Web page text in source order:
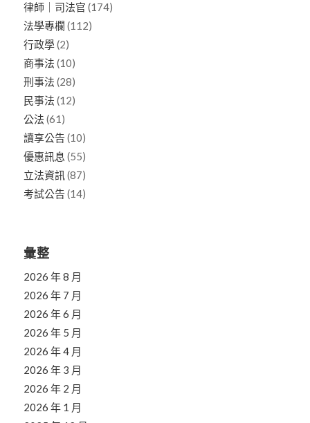
律師｜司法官 (174)
法學專欄 (112)
行政學(2)
商事法 (10)
刑事法 (28)
民事法 (12)
公法 (61)
讀享公告(10)
優惠訊息 (55)
立法資訊 (87)
考試公告(14)
彙整
2026 年 8 月
2026 年 7 月
2026 年 6 月
2026 年 5 月
2026 年 4 月
2026 年 3 月
2026 年 2 月
2026 年 1 月